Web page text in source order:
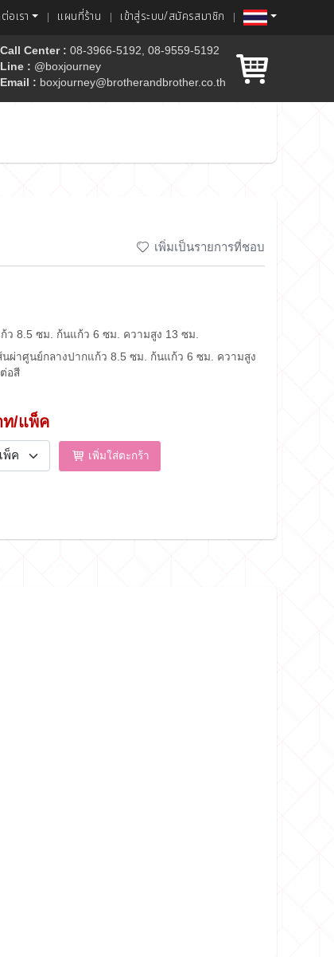
อเรา แผนที่ร้าน เข้าสู่ระบบ/สมัครสมาชิก
Call Center : 08-3966-5192, 08-9559-5192
Line : @boxjourney
Email : boxjourney@brotherandbrother.co.th
เพิ่มเป็นรายการที่ชอบ
ว 8.5 ซม. ก้นแก้ว 6 ซม. ความสูง 13 ซม.
นผ่าศูนย์กลางปากแก้ว 8.5 ซม. ก้นแก้ว 6 ซม. ความสูง
อสี
ท/แพ็ค
เพิ่มใส่ตะกร้า